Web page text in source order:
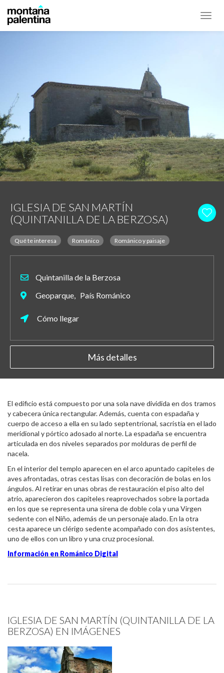
IGLESIA DE SAN MARTÍN
(QUINTANILLA DE LA BERZOSA)
Qué te interesa Románico Románico y paisaje
Quintanilla de la Berzosa
Geoparque, País Románico
Cómo llegar
Más detalles
El edificio está compuesto por una sola nave dividida en dos tramos
y cabecera única rectangular. Además, cuenta con espadaña y
cuerpo de acceso a ella en su lado septentrional, sacristía en el lado
meridional y pórtico adosado al norte. La espadaña se encuentra
articulada en dos niveles separados por molduras de perfil de
nacela.
En el interior del templo aparecen en el arco apuntado capiteles de
aves afrontadas, otras cestas lisas con decoración de bolas en los
ángulos. Al retirar en unas obras de restauración el piso alto del
atrio, aparecieron dos capiteles reaprovechados sobre la portada
en los que se representa una sirena de doble cola y una Virgen
sedente con el Niño, además de un personaje alado. En la otra
cesta aparece un clérigo sedente acompañado con dos asistentes,
uno de ellos con un libro y una cruz procesional.
Información en Románico Digital
IGLESIA DE SAN MARTÍN (QUINTANILLA DE LA
BERZOSA) EN IMÁGENES